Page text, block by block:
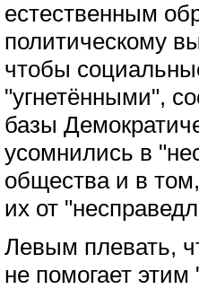
естественным
политическому
чтобы
"угнетёнными",
базы
усомнились в
общества и в
их от
Левым плевать,
не помогает